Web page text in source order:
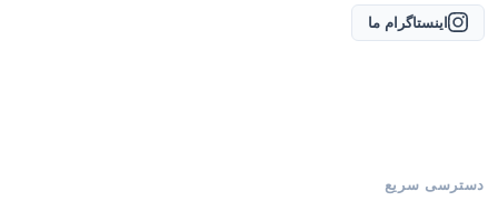
اینستاگرام ما
دسترسی سریع